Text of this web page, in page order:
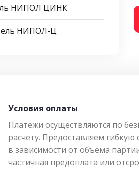
НИПОЛ ЦИНК
НИПОЛ-Ц
Условия оплаты
Платежи осуществляются по
расчету. Предоставляем гибкую
в зависимости от объема
частичная предоплата или